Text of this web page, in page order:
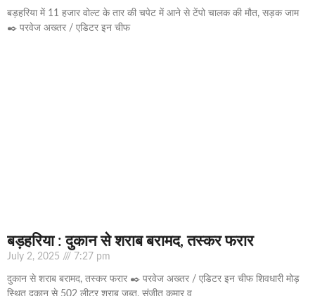
बड़हरिया में 11 हजार वोल्ट के तार की चपेट में आने से टेंपो चालक की मौत, सड़क जाम
✒️ परवेज अख्तर / एडिटर इन चीफ
बड़हरिया : दुकान से शराब बरामद, तस्कर फरार
July 2, 2025 7:27 pm
दुकान से शराब बरामद, तस्कर फरार ✒️ परवेज अख्तर / एडिटर इन चीफ शिवधारी मोड़
स्थित दुकान से 502 लीटर शराब जब्त, संजीत कुमार व